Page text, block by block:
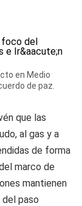
en Medio
de paz.
que las
al gas y a
de forma
marco de
mantienen
paso